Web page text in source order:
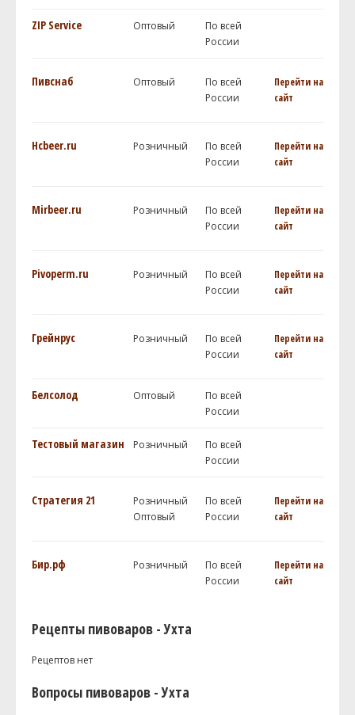
ZIP Service Оптовый
По всей
России
Пивснаб Оптовый
По всей
России
Перейти на
сайт
Hcbeer.ru Розничный
По всей
России
Перейти на
сайт
Mirbeer.ru Розничный
По всей
России
Перейти на
сайт
Pivoperm.ru Розничный
По всей
России
Перейти на
сайт
Грейнрус Розничный
По всей
России
Перейти на
сайт
Белсолод Оптовый
По всей
России
Тестовый магазин Розничный
По всей
России
Стратегия 21
Розничный
Оптовый
По всей
России
Перейти на
сайт
Бир.рф Розничный
По всей
России
Перейти на
сайт
Рецепты пивоваров - Ухта
Рецептов нет
Вопросы пивоваров - Ухта